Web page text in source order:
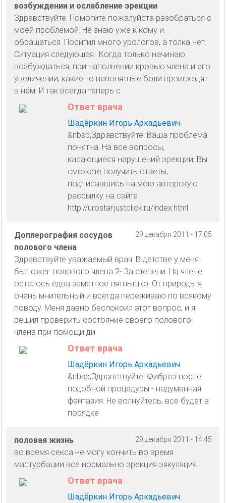
возбуждении и ослабление эрекции
Здравствуйте. Помогите пожалуйста разобраться с
моей проблемой. Не знаю уже к кому и
обращаться. Поситил много урологов, а толка нет.
Ситуация следующая.. Когда только начинаю
возбуждаться, при наполнении кровью члена и его
увеличении, какие то непонятные боли происходят
в нём. И так всегда теперь с
Ответ врача
Шадёркин Игорь Аркадьевич
&nbsp;Здравствуйте! Ваша проблема
понятна. На все вопросы,
касающиеся нарушений эрекции, Вы
сможете получить ответы,
подписавшись на мою авторскую
рассылку на сайте
http://urostar.justclick.ru/index.html
29 декабря 2011 - 17:05
Доплерография сосудов
полового члена
Здравствуйте уважаемый врач. В детстве у меня
был ожег полового члена 2- 3а степени. На члене
осталось едва заметное пятнышко. От природы я
очень мнительный и всегда переживаю по всякому
поводу. Меня давно беспокоил этот вопрос, и я
решил проверить состояние своего полового
члена при помощи ди
Ответ врача
Шадёркин Игорь Аркадьевич
&nbsp;Здравствуйте! Фиброз после
подобной процедуры - надуманная
фантазия. Не волнуйтесь, все будет в
порядке
29 декабря 2011 - 14:45
половая жизнь
во время секса не могу кончить во время
мастурбации все нормально эрекция эякуляция
Ответ врача
Шадёркин Игорь Аркадьевич